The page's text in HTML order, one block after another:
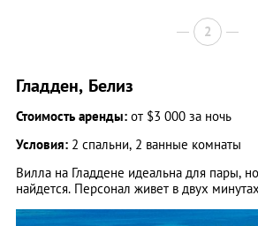
2
Гладден, Белиз
Стоимость аренды: от $3 000 за ночь
Условия: 2 спальни, 2 ванные комнаты
Вилла на Гладдене идеальна для пары,
найдется. Персонал живет в двух